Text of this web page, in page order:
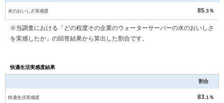
水のおいしさ実感度 85 .3％
※当調査における「どの程度その企業のウォーターサーバーの水のおいしさ
を実感したか」の回答結果から算出した割合です。
快適生活実感度結果
割合
快適生活実感度 83 .1％